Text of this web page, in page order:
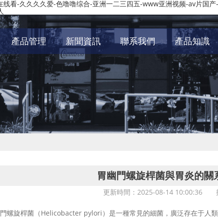
看-久久久久爱-色噜噜综合-亚洲一二三四五-www亚洲视频-av片国
產品管理 新聞資訊 聯系我們 產品知識
胃幽門螺旋桿菌與胃炎的關
更新時間：2025-08-14 10:00:36
桿菌（Helicobacter pylori）是一種常見的細菌，廣泛存在于人類